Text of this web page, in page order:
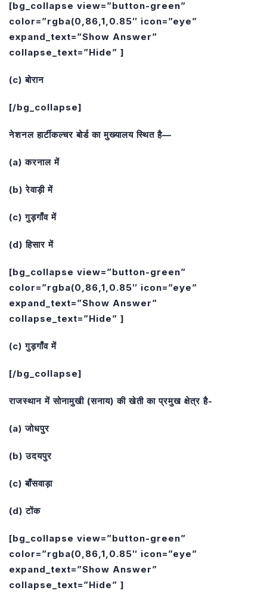
[bg_collapse view=”button-green”
color=”rgba(0,86,1,0.85″ icon=”eye”
expand_text=”Show Answer”
collapse_text=”Hide” ]
(c) बोरान
[/bg_collapse]
नेशनल हार्टीकल्चर बोर्ड का मुख्यालय स्थित है—
(a) करनाल में
(b) रेवाड़ी में
(c) गुड़गाँव में
(d) हिसार में
[bg_collapse view=”button-green”
color=”rgba(0,86,1,0.85″ icon=”eye”
expand_text=”Show Answer”
collapse_text=”Hide” ]
(c) गुड़गाँव में
[/bg_collapse]
राजस्थान में सोनामुखी (सनाय) की खेती का प्रमुख क्षेत्र है-
(a) जोधपुर
(b) उदयपुर
(c) बाँसवाड़ा
(d) टोंक
[bg_collapse view=”button-green”
color=”rgba(0,86,1,0.85″ icon=”eye”
expand_text=”Show Answer”
collapse_text=”Hide” ]